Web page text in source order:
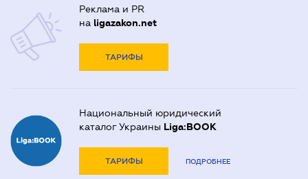
Реклама и PR
на ligazakon.net
ТАРИФЫ
Национальный юридический
каталог Украины Liga:BOOK
ТАРИФЫ ПОДРОБНЕЕ